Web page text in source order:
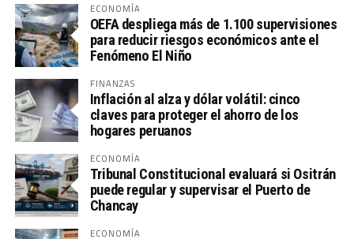
ECONOMÍA
OEFA despliega más de 1.100 supervisiones
para reducir riesgos económicos ante el
Fenómeno El Niño
FINANZAS
Inflación al alza y dólar volátil: cinco
claves para proteger el ahorro de los
hogares peruanos
ECONOMÍA
Tribunal Constitucional evaluará si Ositrán
puede regular y supervisar el Puerto de
Chancay
ECONOMÍA